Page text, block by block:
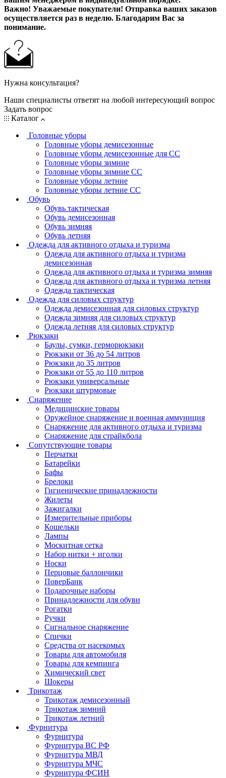
Важно! Уважаемые покупатели! Отправка ваших заказов
осуществляется раз в неделю. Благодарим Вас за
понимание.
Нужна консультация?
Наши специалисты ответят на любой интересующий вопрос
Задать вопрос
Каталог
Головные уборы
Головные уборы демисезонные
Головные уборы демисезонные для СС
Головные уборы зимние
Головные уборы зимние СС
Головные уборы летние
Головные уборы летние СС
Обувь
Обувь тактическая
Обувь демисезонная
Обувь зимняя
Обувь летняя
Одежда для активного отдыха и туризма
Одежда для активного отдыха и туризма
демисезонная
Одежда для активного отдыха и туризма зимняя
Одежда для активного отдыха и туризма летняя
Одежда тактическая
Одежда для силовых структур
Одежда демисезонная для силовых структур
Одежда зимняя для силовых структур
Одежда летняя для силовых структур
Рюкзаки
Баулы, сумки, герморюкзаки
Рюкзаки от 36 до 54 литров
Рюкзаки до 35 литров
Рюкзаки от 55 до 110 литров
Рюкзаки универсальные
Рюкзаки штурмовые
Снаряжение
Медицинские товары
Оружейное снаряжение и военная аммуниция
Снаряжение для активного отдыха и туризма
Снаряжение для страйкбола
Сопутствующие товары
Перчатки
Батарейки
Бафы
Брелоки
Гигиенические принадлежности
Жилеты
Зажигалки
Измерительные приборы
Кошельки
Лампы
Москитная сетка
Набор нитки + иголки
Носки
Перцовые баллончики
ПоверБанк
Подарочные наборы
Принадлежности для обуви
Рогатки
Ручки
Сигнальное снаряжение
Спички
Средства от насекомых
Товары для автомобиля
Товары для кемпинга
Химический свет
Шокеры
Трикотаж
Трикотаж демисезонный
Трикотаж зимний
Трикотаж летний
Фурнитура
Фурнитура
Фурнитура ВС РФ
Фурнитура МВД
Фурнитура МЧС
Фурнитура ФСИН